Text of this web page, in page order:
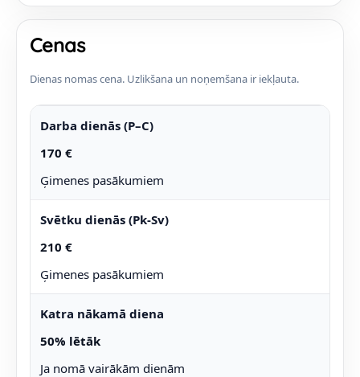
Cenas
Dienas nomas cena. Uzlikšana un noņemšana ir iekļauta.
Darba dienās (P–C)
170 €
Ģimenes pasākumiem
Svētku dienās (Pk-Sv)
210 €
Ģimenes pasākumiem
Katra nākamā diena
50% lētāk
Ja nomā vairākām dienām